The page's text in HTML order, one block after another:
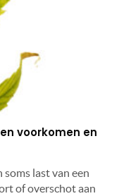
voorkomen en
last van een
of overschot aan